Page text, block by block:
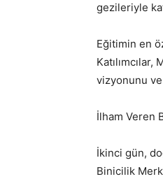
gezileriyle
Eğitimin en
vizyonunu
İlham Veren
İkinci gün,
Binicilik